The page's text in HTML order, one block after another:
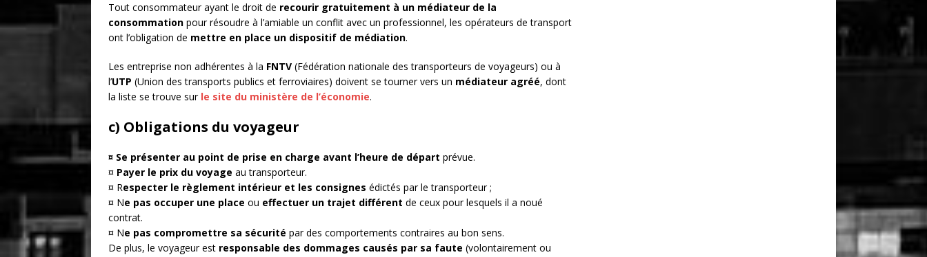
Tout consommateur ayant le droit de recourir gratuitement à un médiateur de la
consommation pour résoudre à l’amiable un conflit avec un professionnel, les opérateurs de transport
ont l’obligation de mettre en place un dispositif de médiation.
Les entreprise non adhérentes à la FNTV (Fédération nationale des transporteurs de voyageurs) ou à
l’UTP (Union des transports publics et ferroviaires) doivent se tourner vers un médiateur agréé, dont
la liste se trouve sur le site du ministère de l’économie.
c) Obligations du voyageur
¤ Se présenter au point de prise en charge avant l’heure de départ prévue.
¤ Payer le prix du voyage au transporteur.
¤ Respecter le règlement intérieur et les consignes édictés par le transporteur ;
¤ Ne pas occuper une place ou effectuer un trajet différent de ceux pour lesquels il a noué
contrat.
¤ Ne pas compromettre sa sécurité par des comportements contraires au bon sens.
De plus, le voyageur est responsable des dommages causés par sa faute (volontairement ou